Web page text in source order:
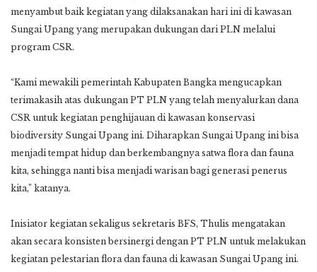
menyambut baik kegiatan yang dilaksanakan hari ini di kawasan
Sungai Upang yang merupakan dukungan dari PLN melalui
program CSR.
“Kami mewakili pemerintah Kabupaten Bangka mengucapkan
terimakasih atas dukungan PT PLN yang telah menyalurkan dana
CSR untuk kegiatan penghijauan di kawasan konservasi
biodiversity Sungai Upang ini. Diharapkan Sungai Upang ini bisa
menjadi tempat hidup dan berkembangnya satwa flora dan fauna
kita, sehingga nanti bisa menjadi warisan bagi generasi penerus
kita,” katanya.
Inisiator kegiatan sekaligus sekretaris BFS, Thulis mengatakan
akan secara konsisten bersinergi dengan PT PLN untuk melakukan
kegiatan pelestarian flora dan fauna di kawasan Sungai Upang ini.